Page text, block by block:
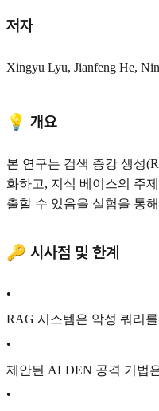
저자
Xingyu Lyu, Jianfeng He,
💡 개요
본 연구는 검색 증강 생성
화하고, 지식 베이스의 주
출할 수 있음을 실험을 통
🔑 시사점 및 한계
•
RAG 시스템은 악성 쿼리
•
제안된 ALDEN 공격 기법
•